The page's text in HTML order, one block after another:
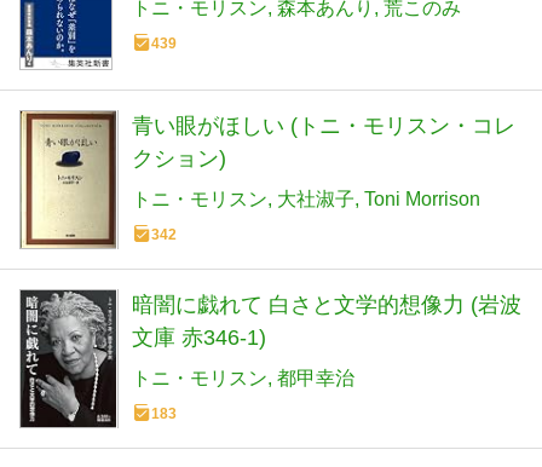
トニ・モリスン 森本あんり 荒このみ
439
青い眼がほしい (トニ・モリスン・コレ
クション)
トニ・モリスン 大社淑子 Toni Morrison
342
暗闇に戯れて 白さと文学的想像力 (岩波
文庫 赤346-1)
トニ・モリスン 都甲幸治
183